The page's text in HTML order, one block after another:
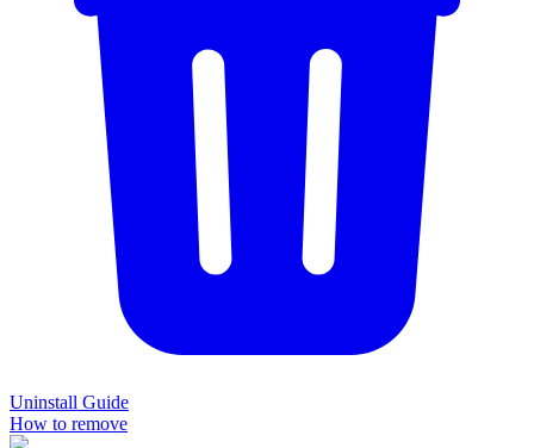
Uninstall Guide
How to remove